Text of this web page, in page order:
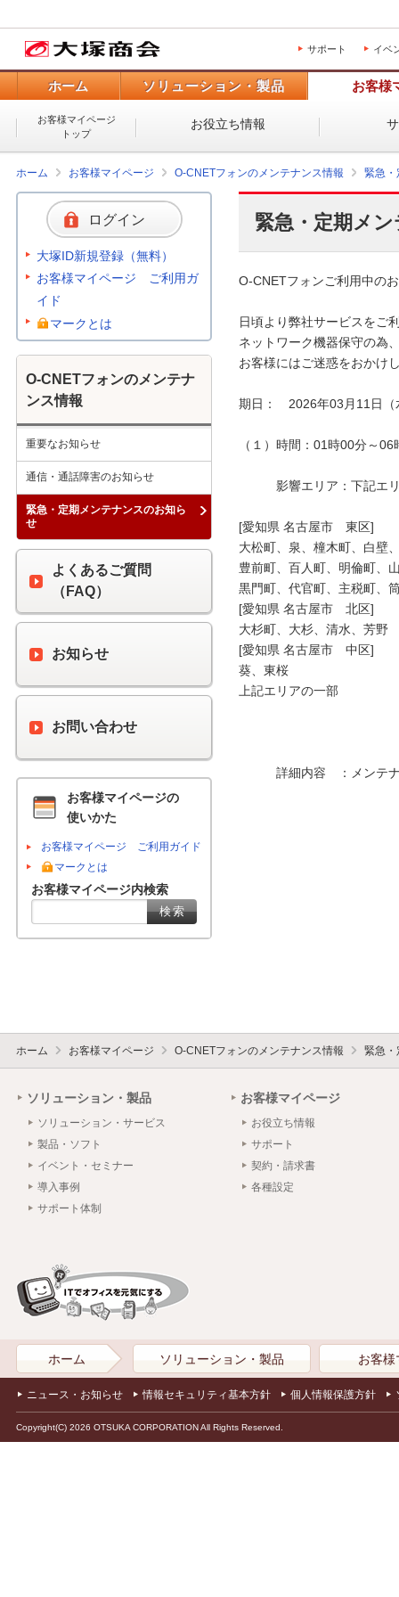
サポート イベ
ホーム ソリューション・製品 お客様
お客様マイページ
トップ
お役立ち情報
ホーム お客様マイページ O-CNETフォンのメンテナンス情報 緊急・
緊急・定期メ
O-CNETフォンご利用中の
日頃より弊社サービスをご
ネットワーク機器保守の為
お客様にはご迷惑をおかけ
期日：　2026年03月11日（
（１）時間：01時00分～06
影響エリア：下記エリ
[愛知県 名古屋市　東区]
大松町、泉、橦木町、白壁
豊前町、百人町、明倫町、
黒門町、代官町、主税町、
[愛知県 名古屋市　北区]
大杉町、大杉、清水、芳野
[愛知県 名古屋市　中区]
葵、東桜
上記エリアの一部
詳細内容　：メンテナ
ログイン
大塚ID新規登録（無料）
お客様マイページ ご利用ガ
イド
マークとは
O-CNETフォンのメンテナ
ンス情報
重要なお知らせ
通信・通話障害のお知らせ
緊急・定期メンテナンスのお知ら
せ
よくあるご質問
（FAQ）
お知らせ
お問い合わせ
お客様マイページの
使いかた
お客様マイページ ご利用ガイド
マークとは
お客様マイページ内検索
ホーム お客様マイページ O-CNETフォンのメンテナンス情報 緊急・
ソリューション・製品
ソリューション・サービス
製品・ソフト
イベント・セミナー
導入事例
サポート体制
お客様マイページ
お役立ち情報
サポート
契約・請求書
各種設定
ホーム ソリューション・製品 お客様
ニュース・お知らせ 情報セキュリティ基本方針 個人情報保護方針
Copyright(C) 2026 OTSUKA CORPORATION All Rights Reserved.